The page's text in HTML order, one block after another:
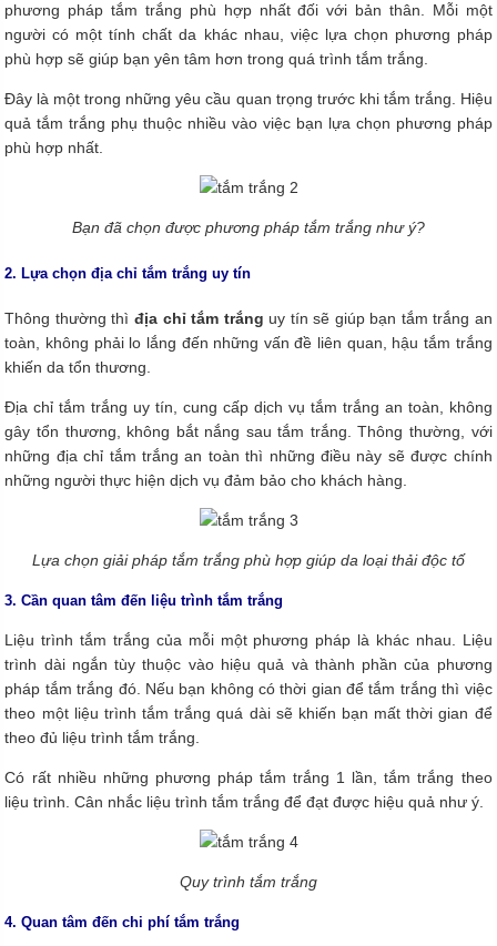
phương pháp tắm trắng phù hợp nhất đối với bản thân. Mỗi một
người có một tính chất da khác nhau, việc lựa chọn phương pháp
phù hợp sẽ giúp bạn yên tâm hơn trong quá trình tắm trắng.
Đây là một trong những yêu cầu quan trọng trước khi tắm trắng. Hiệu
quả tắm trắng phụ thuộc nhiều vào việc bạn lựa chọn phương pháp
phù hợp nhất.
Bạn đã chọn được phương pháp tắm trắng như ý?
2. Lựa chọn địa chỉ tắm trắng uy tín
Thông thường thì địa chỉ tắm trắng uy tín sẽ giúp bạn tắm trắng an
toàn, không phải lo lắng đến những vấn đề liên quan, hậu tắm trắng
khiến da tổn thương.
Địa chỉ tắm trắng uy tín, cung cấp dịch vụ tắm trắng an toàn, không
gây tổn thương, không bắt nắng sau tắm trắng. Thông thường, với
những địa chỉ tắm trắng an toàn thì những điều này sẽ được chính
những người thực hiện dịch vụ đảm bảo cho khách hàng.
Lựa chọn giải pháp tắm trắng phù hợp giúp da loại thải độc tố
3. Cần quan tâm đến liệu trình tắm trắng
Liệu trình tắm trắng của mỗi một phương pháp là khác nhau. Liệu
trình dài ngắn tùy thuộc vào hiệu quả và thành phần của phương
pháp tắm trắng đó. Nếu bạn không có thời gian để tắm trắng thì việc
theo một liệu trình tắm trắng quá dài sẽ khiến bạn mất thời gian để
theo đủ liệu trình tắm trắng.
Có rất nhiều những phương pháp tắm trắng 1 lần, tắm trắng theo
liệu trình. Cân nhắc liệu trình tắm trắng để đạt được hiệu quả như ý.
Quy trình tắm trắng
4. Quan tâm đến chi phí tắm trắng